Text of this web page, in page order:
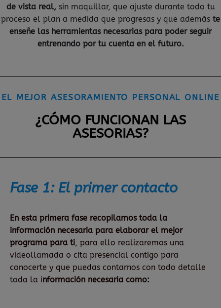
de vista real, sin maquillar, que ajuste durante todo tu
proceso el plan a medida que progresas y que además te
enseñe las herramientas necesarias para poder seguir
entrenando por tu cuenta en el futuro.
EL MEJOR ASESORAMIENTO PERSONAL ONLINE
¿CÓMO FUNCIONAN LAS
ASESORIAS?
Fase 1: El primer contacto
En esta primera fase recopilamos toda la
información necesaria para elaborar el mejor
programa para ti, para ello realizaremos una
videollamada o cita presencial contigo para
conocerte y que puedas contarnos con todo detalle
toda la información necesaria como: